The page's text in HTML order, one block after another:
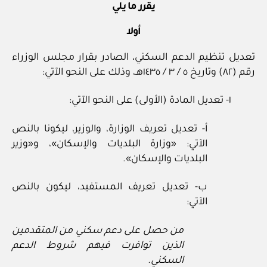
يقرر ما يلي
أولا
تعديل تنظيم الدعم السكني، الصادر بقرار مجلس الوزراء
رقم (٨٢) وتاريخ ٥ / ٣ / ١٤٣٥هـ، وذلك على النحو الآتي:
١- تعديل المادة (الأولى) على النحو الآتي:
أ- تعديل تعريف الوزارة، والوزير، ليكونا بالنص
الآتي: «وزارة البلديات والإسكان»، و«وزير
البلديات والإسكان».
ب- تعديل تعريف المستفيد، ليكون بالنص
الآتي:
من حصل على دعم سكني من المتقدمين
الذين توافرت فيهم شروط الدعم
السكني.